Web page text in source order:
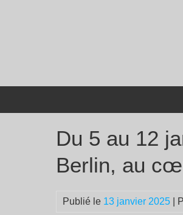
Du 5 au 12
Berlin, au
Publié le 13 janvier 2025 |